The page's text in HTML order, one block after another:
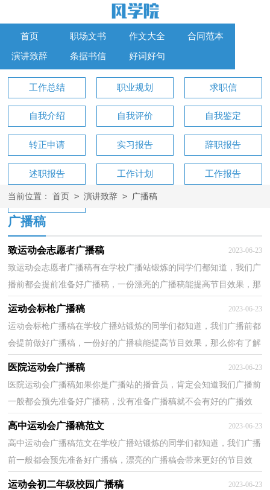
首页 职场文书 作文大全 合同范本
演讲致辞 条据书信 好词好句
工作总结 职业规划 求职信
自我介绍 自我评价 自我鉴定
转正申请 实习报告 辞职报告
述职报告 工作计划 工作报告
工作方案
当前位置： 首页 > 演讲致辞 > 广播稿
广播稿
致运动会志愿者广播稿 2023-06-23
致运动会志愿者广播稿有在学校广播站锻炼的同学们都知道，我们广
播前都会提前准备好广播稿，一份漂亮的广播稿能提高节目效果，那
运动会标枪广播稿 2023-06-23
运动会标枪广播稿在学校广播站锻炼的同学们都知道，我们广播前都
会提前做好广播稿，一份好的广播稿能提高节目效果，那么你有了解
医院运动会广播稿 2023-06-23
医院运动会广播稿如果你是广播站的播音员，肯定会知道我们广播前
一般都会预先准备好广播稿，没有准备广播稿就不会有好的广播效
高中运动会广播稿范文 2023-06-23
高中运动会广播稿范文在学校广播站锻炼的同学们都知道，我们广播
前一般都会预先准备好广播稿，漂亮的广播稿会带来更好的节目效
运动会初二年级校园广播稿 2023-06-23